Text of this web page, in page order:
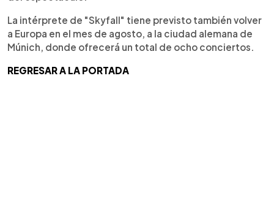
La intérprete de "Skyfall" tiene previsto también volver
a Europa en el mes de agosto, a la ciudad alemana de
Múnich, donde ofrecerá un total de ocho conciertos.
REGRESAR A LA PORTADA